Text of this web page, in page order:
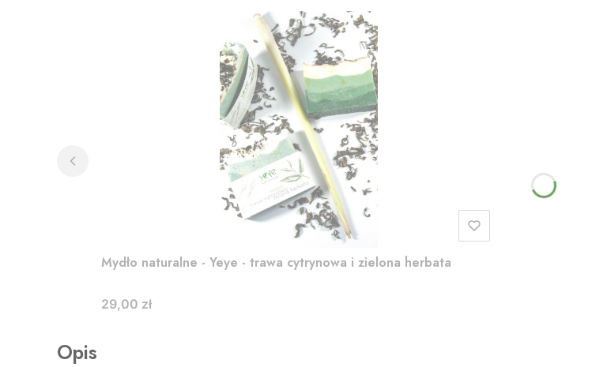
Mydło naturalne - Yeye - trawa cytrynowa i zielona herbata
Cena
29,00 zł
Opis